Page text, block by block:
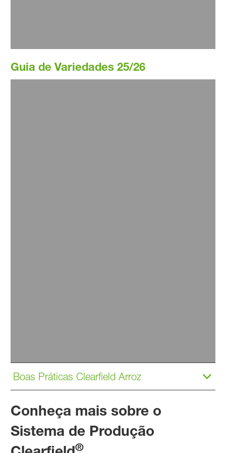
Guia de Variedades 25/26
Boas Práticas Clearfield Arroz
Conheça mais sobre o
Sistema de Produção
®